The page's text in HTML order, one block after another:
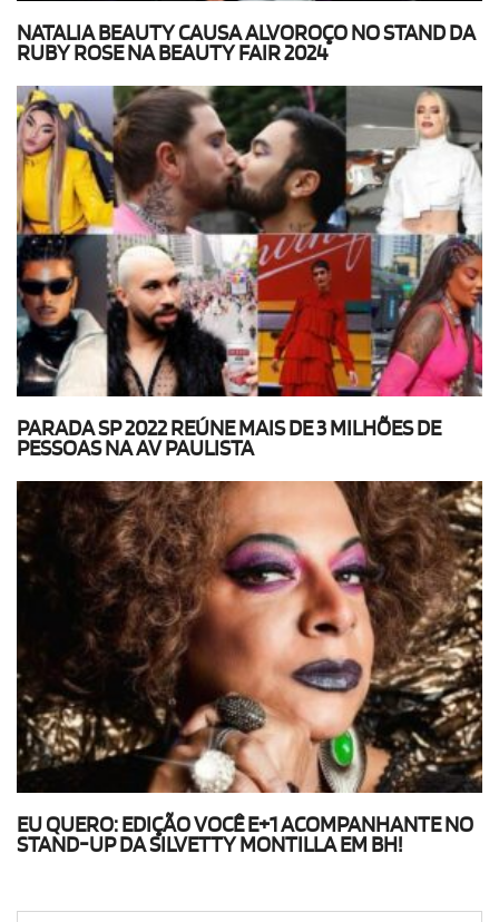
NATALIA BEAUTY CAUSA ALVOROÇO NO STAND DA
RUBY ROSE NA BEAUTY FAIR 2024
PARADA SP 2022 REÚNE MAIS DE 3 MILHÕES DE
PESSOAS NA AV PAULISTA
EU QUERO: EDIÇÃO VOCÊ E+1 ACOMPANHANTE NO
STAND-UP DA SILVETTY MONTILLA EM BH!